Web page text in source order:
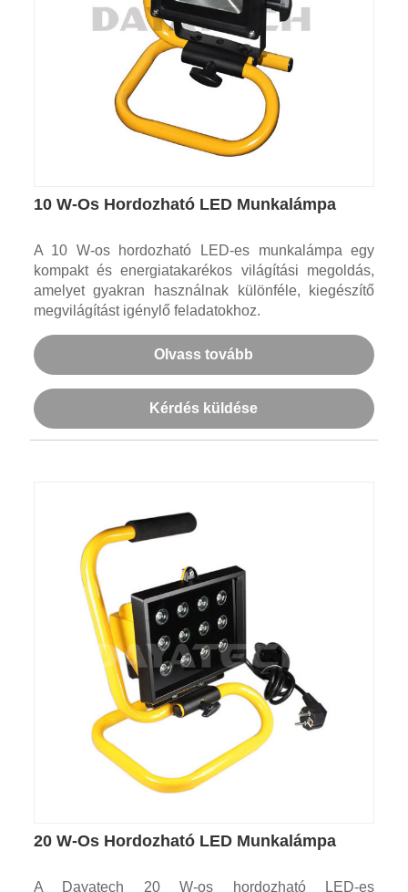
10 W-Os Hordozható LED Munkalámpa
A 10 W-os hordozható LED-es munkalámpa egy
kompakt és energiatakarékos világítási megoldás,
amelyet gyakran használnak különféle, kiegészítő
megvilágítást igénylő feladatokhoz.
Olvass tovább
Kérdés küldése
20 W-Os Hordozható LED Munkalámpa
A Dayatech 20 W-os hordozható LED-es